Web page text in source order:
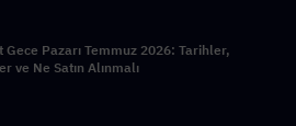
Pazarı Temmuz 2026: Tarihler,
ve Ne Satın Alınmalı